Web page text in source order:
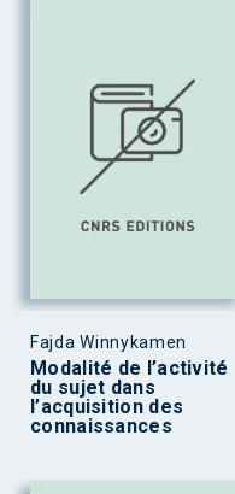
Fajda Winnykamen
Modalité de l’activité
du sujet dans
l’acquisition des
connaissances